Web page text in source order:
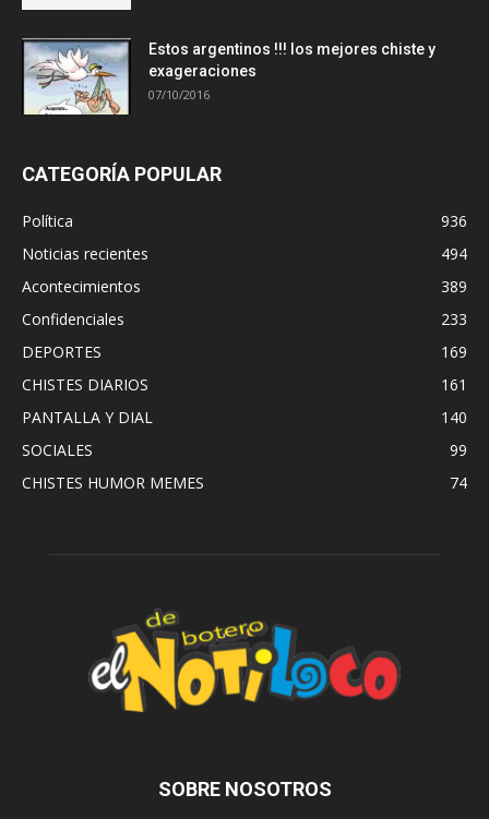
Estos argentinos !!! los mejores chiste y
exageraciones
07/10/2016
CATEGORÍA POPULAR
Política
936
Noticias recientes
494
Acontecimientos
389
Confidenciales
233
DEPORTES
169
CHISTES DIARIOS
161
PANTALLA Y DIAL
140
SOCIALES
99
CHISTES HUMOR MEMES
74
SOBRE NOSOTROS